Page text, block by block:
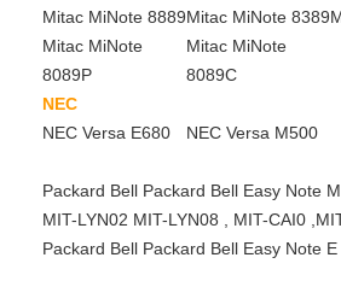
Mitac MiNote 8889Mitac MiNote 8389
Mitac MiNote
8089P
Mitac MiNote
8089C
NEC
NEC Versa E680
NEC Versa M500
Packard Bell Packard Bell Easy Note
MIT-LYN02 MIT-LYN08 , MIT-CAI0
Packard Bell Packard Bell Easy Note